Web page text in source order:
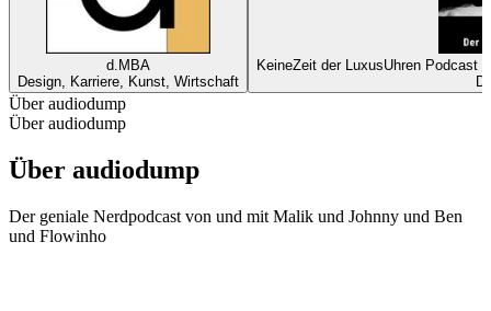
d.MBA
Design, Karriere, Kunst, Wirtschaft
KeineZeit der LuxusUhren Podcast
Über audiodump
Über audiodump
Über audiodump
Der geniale Nerdpodcast von und mit Malik und Johnny und Ben
und Flowinho